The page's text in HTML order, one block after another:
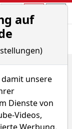
Aktien- und
(VT)
auf
unsere
Dienste von
Videos,